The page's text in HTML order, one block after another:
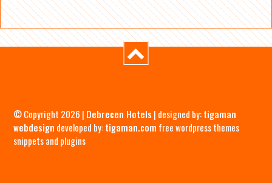
© Copyright 2026 | Debrecen Hotels | designed by:tigaman
webdesign developed by:tigaman.com free wordpress themes
snippets and plugins